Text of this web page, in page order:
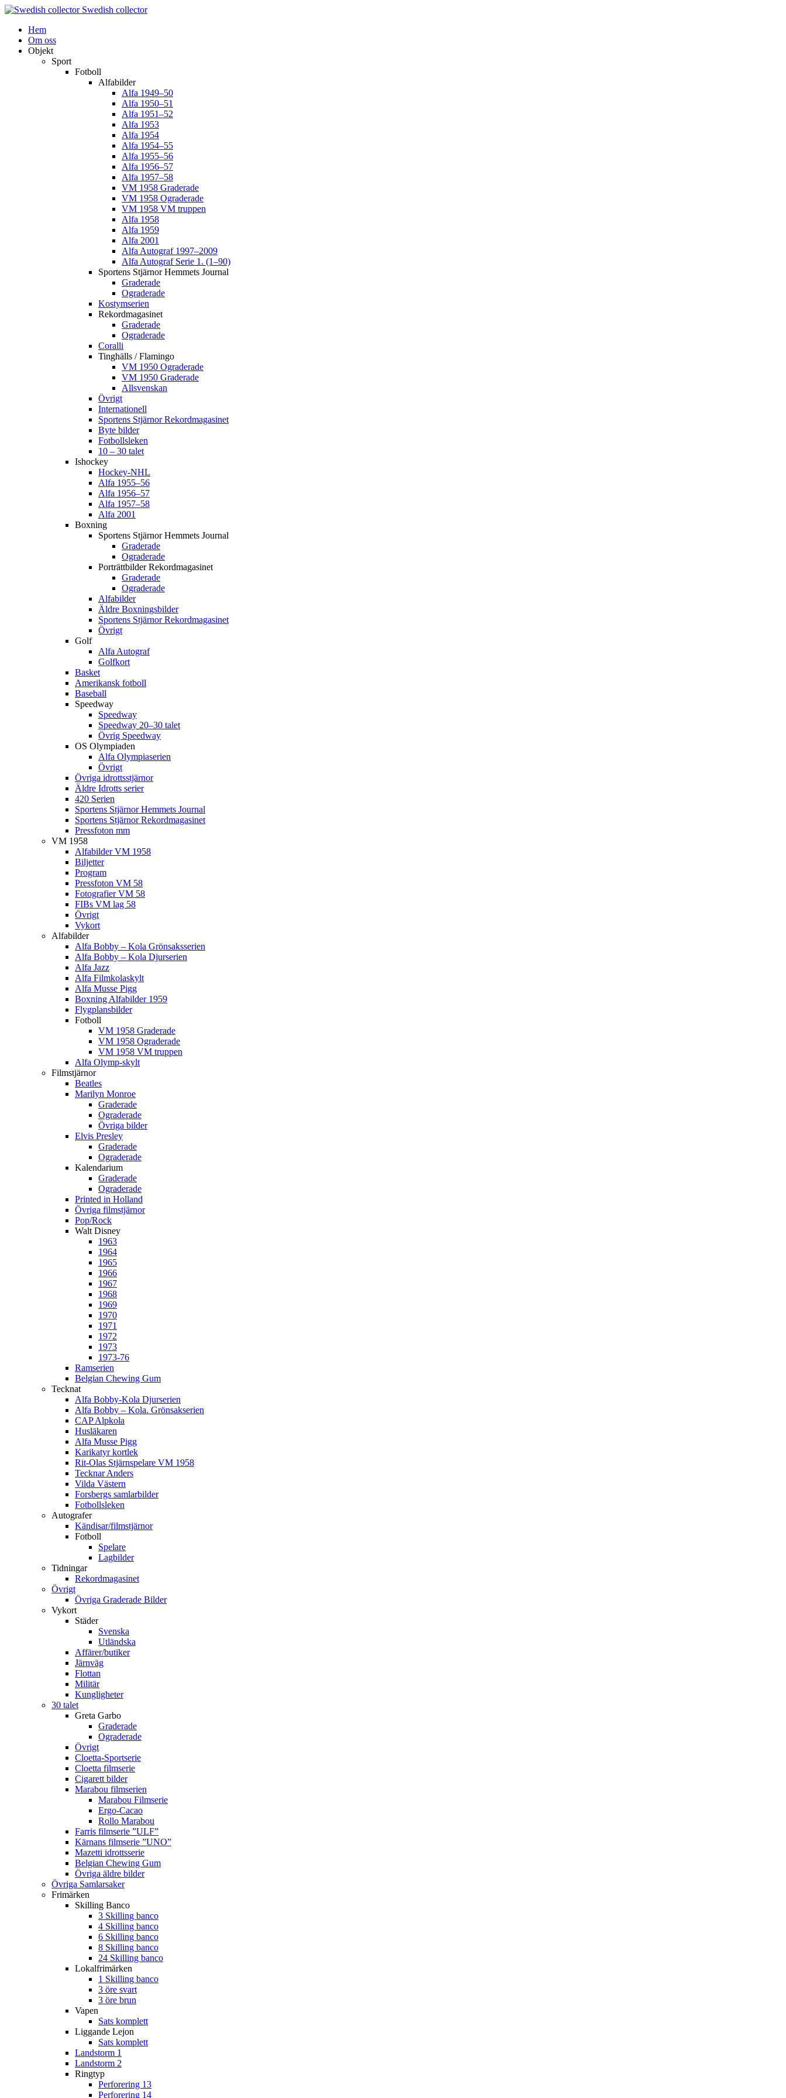
Swedish collector
Hem
Om oss
Objekt
Sport
Fotboll
Alfabilder
Alfa 1949–50
Alfa 1950–51
Alfa 1951–52
Alfa 1953
Alfa 1954
Alfa 1954–55
Alfa 1955–56
Alfa 1956–57
Alfa 1957–58
VM 1958 Graderade
VM 1958 Ograderade
VM 1958 VM truppen
Alfa 1958
Alfa 1959
Alfa 2001
Alfa Autograf 1997–2009
Alfa Autograf Serie 1. (1–90)
Sportens Stjärnor Hemmets Journal
Graderade
Ograderade
Kostymserien
Rekordmagasinet
Graderade
Ograderade
Coralli
Tinghälls / Flamingo
VM 1950 Ograderade
VM 1950 Graderade
Allsvenskan
Övrigt
Internationell
Sportens Stjärnor Rekordmagasinet
Byte bilder
Fotbollsleken
10 – 30 talet
Ishockey
Hockey-NHL
Alfa 1955–56
Alfa 1956–57
Alfa 1957–58
Alfa 2001
Boxning
Sportens Stjärnor Hemmets Journal
Graderade
Ograderade
Porträttbilder Rekordmagasinet
Graderade
Ograderade
Alfabilder
Äldre Boxningsbilder
Sportens Stjärnor Rekordmagasinet
Övrigt
Golf
Alfa Autograf
Golfkort
Basket
Amerikansk fotboll
Baseball
Speedway
Speedway
Speedway 20–30 talet
Övrig Speedway
OS Olympiaden
Alfa Olympiaserien
Övrigt
Övriga idrottsstjärnor
Äldre Idrotts serier
420 Serien
Sportens Stjärnor Hemmets Journal
Sportens Stjärnor Rekordmagasinet
Pressfoton mm
VM 1958
Alfabilder VM 1958
Biljetter
Program
Pressfoton VM 58
Fotografier VM 58
FIBs VM lag 58
Övrigt
Vykort
Alfabilder
Alfa Bobby – Kola Grönsaksserien
Alfa Bobby – Kola Djurserien
Alfa Jazz
Alfa Filmkolaskylt
Alfa Musse Pigg
Boxning Alfabilder 1959
Flygplansbilder
Fotboll
VM 1958 Graderade
VM 1958 Ograderade
VM 1958 VM truppen
Alfa Olymp-skylt
Filmstjärnor
Beatles
Marilyn Monroe
Graderade
Ograderade
Övriga bilder
Elvis Presley
Graderade
Ograderade
Kalendarium
Graderade
Ograderade
Printed in Holland
Övriga filmstjärnor
Pop/Rock
Walt Disney
1963
1964
1965
1966
1967
1968
1969
1970
1971
1972
1973
1973-76
Ramserien
Belgian Chewing Gum
Tecknat
Alfa Bobby-Kola Djurserien
Alfa Bobby – Kola. Grönsakserien
CAP Alpkola
Husläkaren
Alfa Musse Pigg
Karikatyr kortlek
Rit-Olas Stjärnspelare VM 1958
Tecknar Anders
Vilda Västern
Forsbergs samlarbilder
Fotbollsleken
Autografer
Kändisar/filmstjärnor
Fotboll
Spelare
Lagbilder
Tidningar
Rekordmagasinet
Övrigt
Övriga Graderade Bilder
Vykort
Städer
Svenska
Utländska
Affärer/butiker
Järnväg
Flottan
Militär
Kungligheter
30 talet
Greta Garbo
Graderade
Ograderade
Övrigt
Cloetta-Sportserie
Cloetta filmserie
Cigarett bilder
Marabou filmserien
Marabou Filmserie
Ergo-Cacao
Rollo Marabou
Farris filmserie ”ULF”
Kärnans filmserie ”UNO”
Mazetti idrottsserie
Belgian Chewing Gum
Övriga äldre bilder
Övriga Samlarsaker
Frimärken
Skilling Banco
3 Skilling banco
4 Skilling banco
6 Skilling banco
8 Skilling banco
24 Skilling banco
Lokalfrimärken
1 Skilling banco
3 öre svart
3 öre brun
Vapen
Sats komplett
Liggande Lejon
Sats komplett
Landstorm 1
Landstorm 2
Ringtyp
Perforering 13
Perforering 14